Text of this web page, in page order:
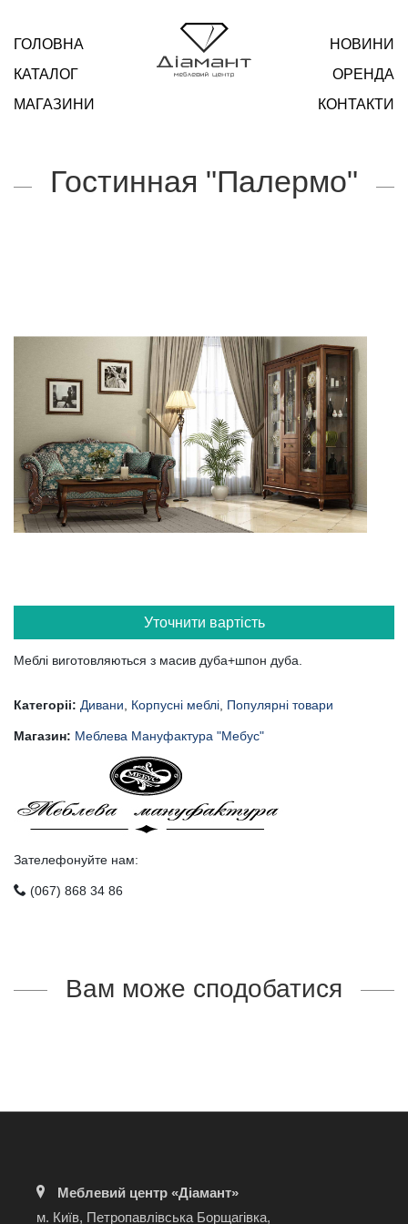
ГОЛОВНА
КАТАЛОГ
МАГАЗИНИ
НОВИНИ
ОРЕНДА
КОНТАКТИ
Гостинная "Палермо"
Уточнити вартість
Меблі виготовляються з масив дуба+шпон дуба.
Категоріі: Дивани Корпусні меблі Популярні товари
Магазин: Меблева Мануфактура "Мебус"
Зателефонуйте нам:
(067) 868 34 86
Вам може сподобатися
Меблевий центр «Діамант»
м. Київ, Петропавлівська Борщагівка,